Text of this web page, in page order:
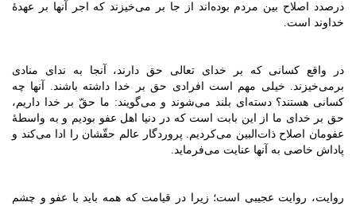
درصدد اصلاح بین مردم بوده‌اند از جا بر می‌خیزند که اجر آنها بر عهدۀ
خداوند است.
در واقع کسانی که بر خدای تعالی حق دارند، آنجا به ندای منادی
برمی‌خیزند. خیلی مهم است افرادی حق بر خدا داشته باشند. آنها چه
کسانی هستند؟ دسته‌ای بلند می‌شوند و می‌گویند: ما حقّ بر خدا داریم،
حق بر خدای ما از این بابت است که در دنیا اهل عفو بودیم و به واسطۀ
عفومان اصلاح ذات‌البین می‌کردیم. پروردگار عالم حقّشان را ادا می‌کند و
پاداش خاصی به آنها عنایت می‌فرماید.
روایت، روایت عجیبی است؛ زیرا در قیامت که همه باید با عفو و چشم